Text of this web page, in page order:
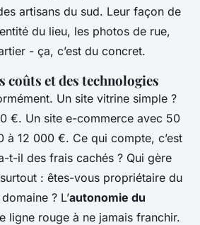
artisans du sud. Leur façon de
du lieu, les photos de rue,
- ça, c’est du concret.
coûts et des technologies
Un site vitrine simple ?
€. Un site e-commerce avec 50
à 12 000 €. Ce qui compte, c’est
t-il des frais cachés ? Qui gère
surtout : êtes-vous propriétaire du
? L’autonomie du
ligne rouge à ne jamais franchir.